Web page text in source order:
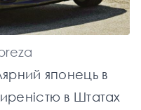
японець в
в Штатах